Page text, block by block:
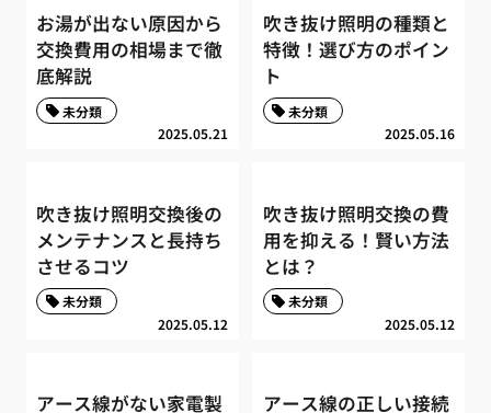
お湯が出ない原因から
交換費用の相場まで徹
底解説
2025.05.21
未分類
吹き抜け照明の種類と
特徴！選び方のポイン
ト
2025.05.16
未分類
吹き抜け照明交換後の
メンテナンスと長持ち
させるコツ
2025.05.12
未分類
吹き抜け照明交換の費
用を抑える！賢い方法
とは？
2025.05.12
未分類
アース線がない家電製 アース線の正しい接続